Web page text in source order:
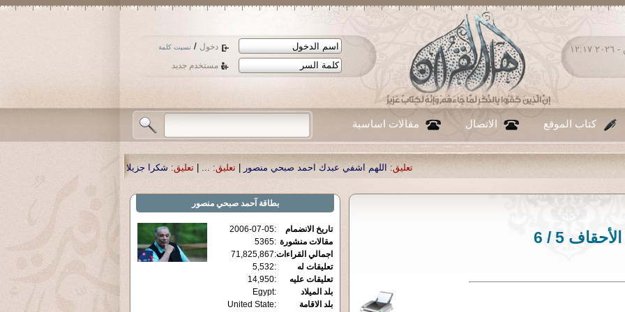
دخول / نسيت كلمة
مستخدم جديد
الجمعة ٠٧ - أغسطس - ٢٠٢٦ ١٢:١٧
كتاب الموقع الاتصال مقالات اساسية
اللهم اشفي عبدك احمد صبحي منصور |تعليق: ...
| تعليق: شكرا جزيلا أستاذ حمد الحمد .أكرمكم الله .
الأحقاف 5 / 6
بطاقة آحمد صبحي منصور
تاريخ الانضمام :
2006-07-05
مقالات منشورة :
5365
اجمالي القراءات:
71,825,867
تعليقات له
:
5,532
تعليقات عليه
:
14,950
بلد الميلاد
:
Egypt
بلد الاقامة
:
United State